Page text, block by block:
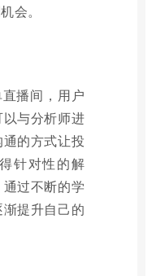
会。
播间，用户
与分析师进
的方式让投
针对性的解
过不断的学
提升自己的